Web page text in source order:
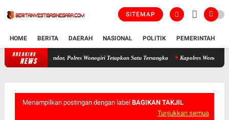
SITEMAP
HOME BERITA DAERAH NASIONAL POLITIK PEMERINTAH
BREAKING
NEWS
Standar, Polres Wonogiri Tetapkan Satu Tersangka Kapolres Wonogiri Salurkan
Menampilkan postingan dengan label BAGIKAN TAKJIL
Tunjukkan semua